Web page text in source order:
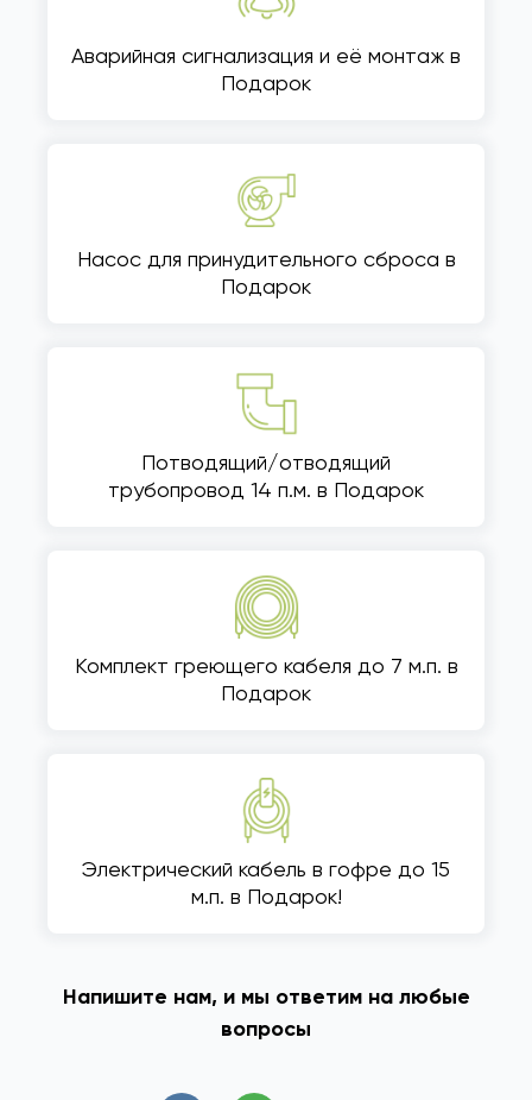
Аварийная сигнализация и её монтаж в
Подарок
Насос для принудительного сброса в
Подарок
Потводящий/отводящий
трубопровод 14 п.м. в Подарок
Комплект греющего кабеля до 7 м.п. в
Подарок
Электрический кабель в гофре до 15
м.п. в Подарок!
Напишите нам, и мы ответим на любые
вопросы